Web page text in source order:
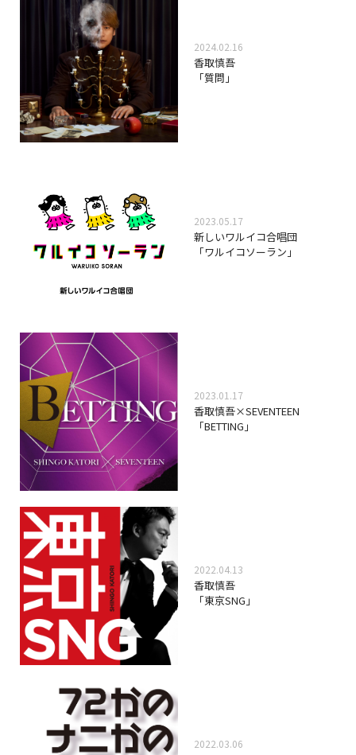
2024.02.16
香取慎吾
「質問」
2023.05.17
新しいワルイコ合唱団
「ワルイコソーラン」
2023.01.17
香取慎吾×SEVENTEEN
「BETTING」
2022.04.13
香取慎吾
「東京SNG」
2022.03.06